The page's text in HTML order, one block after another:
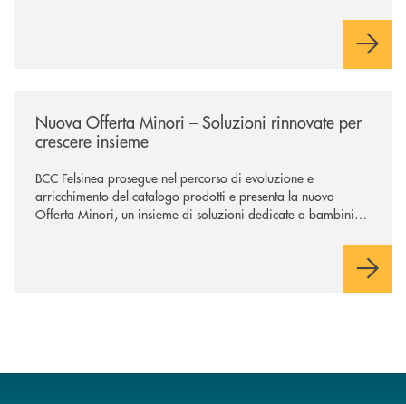
negoziazione esclusiva per la finalizzazione dell’operazione.
Nuova Offerta Minori – Soluzioni rinnovate per
crescere insieme
BCC Felsinea prosegue nel percorso di evoluzione e
arricchimento del catalogo prodotti e presenta la nuova
Offerta Minori, un insieme di soluzioni dedicate a bambini e
sviluppo di una relazione consapevole con il denaro, sempre